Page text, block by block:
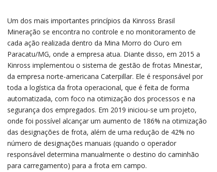
Um dos mais importantes princípios da Kinross Brasil
Mineração se encontra no controle e no monitoramento de
cada ação realizada dentro da Mina Morro do Ouro em
Paracatu/MG, onde a empresa atua. Diante disso, em 2015 a
Kinross implementou o sistema de gestão de frotas Minestar,
da empresa norte-americana Caterpillar. Ele é responsável por
toda a logística da frota operacional, que é feita de forma
automatizada, com foco na otimização dos processos e na
segurança dos empregados. Em 2019 iniciou-se um projeto,
onde foi possível alcançar um aumento de 186% na otimização
das designações de frota, além de uma redução de 42% no
número de designações manuais (quando o operador
responsável determina manualmente o destino do caminhão
para carregamento) para a frota em campo.